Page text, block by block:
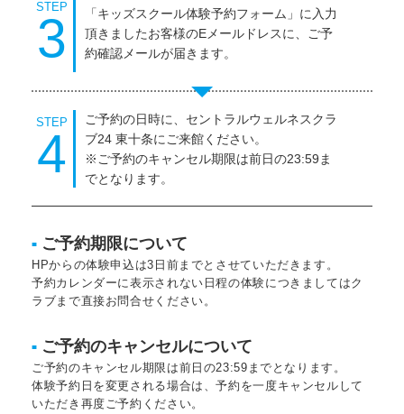
STEP
3
「キッズスクール体験予約フォーム」に入力
頂きましたお客様のEメールドレスに、ご予
約確認メールが届きます。
STEP
4
ご予約の日時に、セントラルウェルネスクラ
ブ24 東十条にご来館ください。
※ご予約のキャンセル期限は前日の23:59ま
でとなります。
■ ご予約期限について
HPからの体験申込は3日前までとさせていただきます。
予約カレンダーに表示されない日程の体験につきましてはク
ラブまで直接お問合せください。
■ ご予約のキャンセルについて
ご予約のキャンセル期限は前日の23:59までとなります。
体験予約日を変更される場合は、予約を一度キャンセルして
いただき再度ご予約ください。